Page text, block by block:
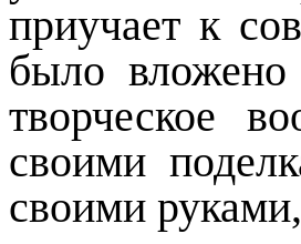
приучает к
было
творческое
своими
своими